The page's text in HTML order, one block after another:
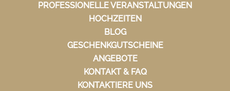
PROFESSIONELLE VERANSTALTUNGEN
HOCHZEITEN
BLOG
GESCHENKGUTSCHEINE
ANGEBOTE
KONTAKT & FAQ
KONTAKTIERE UNS